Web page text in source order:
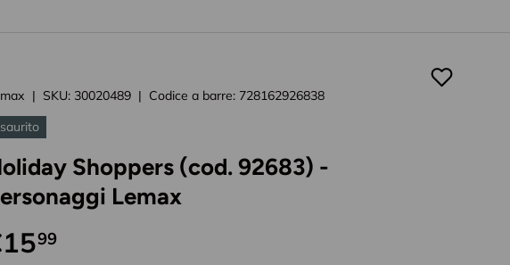
| SKU: 30020489 | Codice a barre: 728162926838
Shoppers (cod. 92683) -
Lemax
99